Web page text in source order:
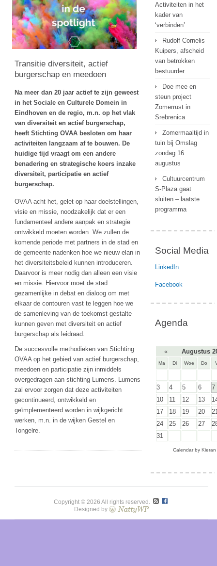
Transitie diversiteit, actief
burgerschap en meedoen
Na meer dan 20 jaar actief te zijn geweest
in het Sociale en Culturele Domein in
Eindhoven en de regio, m.n. op het vlak
van diversiteit en actief burgerschap,
heeft Stichting OVAA besloten om haar
activiteiten langzaam af te bouwen. De
huidige tijd vraagt om een andere
benadering en strategische koers inzake
diversiteit, participatie en actief
burgerschap.
OVAA acht het, gelet op haar doelstellingen,
visie en missie, noodzakelijk dat er een
fundamenteel andere aanpak en strategie
ontwikkeld moeten worden. We zullen de
komende periode met partners in de stad en
de gemeente nadenken hoe we nieuw elan in
het diversiteitsbeleid kunnen introduceren.
Daarvoor is meer nodig dan alleen een visie
en missie. Hiervoor moet de stad
gezamenlijke in debat en dialoog om met
elkaar de contouren vast te leggen hoe we
de samenleving van de toekomst gestalte
kunnen geven met diversiteit en actief
burgerschap als leidraad.
De succesvolle methodieken van Stichting
OVAA op het gebied van actief burgerschap,
meedoen en participatie zijn inmiddels
overgedragen aan stichting Lumens. Lumens
zal ervoor zorgen dat deze activiteiten
gecontinueerd, ontwikkeld en
geïmplementeerd worden in wijkgericht
werken, m.n. in de wijken Gestel en
Tongelre.
Activiteiten in het
kader van
‘verbinden’
Rudolf Cornelis
Kuipers, afscheid
van betrokken
bestuurder
Doe mee en
steun project
Zomerrust in
Srebrenica
Zomermaaltijd in
tuin bij Omslag
zondag 16
augustus
Cultuurcentrum
S-Plaza gaat
sluiten – laatste
programma
Social Media
LinkedIn
Facebook
Agenda
« Augustus
Ma Di Woe Do
3 4 5 6
7
10
11 12 13
17
18 19 20
24
25 26 27
31
Calendar by
Copyright © 2026 All rights reserved.
Designed by